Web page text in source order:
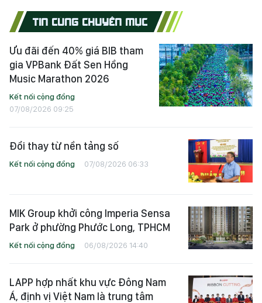
TIN CÙNG CHUYÊN MỤC
Ưu đãi đến 40% giá BIB tham
gia VPBank Đất Sen Hồng
Music Marathon 2026
Kết nối cộng đồng
07/08/2026 09:25
Đổi thay từ nền tảng số
Kết nối cộng đồng 07/08/2026 06:33
MIK Group khởi công Imperia Sensa
Park ở phường Phước Long, TPHCM
Kết nối cộng đồng 06/08/2026 14:40
LAPP hợp nhất khu vực Đông Nam
Á, định vị Việt Nam là trung tâm